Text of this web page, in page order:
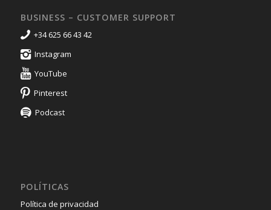
BUSINESS – CUSTOMER SUPPORT
+34 625 66 43 42
Instagram
YouTube
Pinterest
Podcast
POLÍTICAS
Política de privacidad